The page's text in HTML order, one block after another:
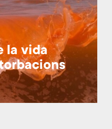
la vida